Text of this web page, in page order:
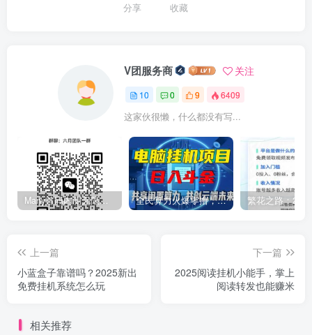
分享 收藏
V团服务商 关注
10 0 9 6409
这家伙很懒，什么都没有写...
Many首码内测无限零撸U，一机一号不用实名,直推佣2 全民算力火爆零撸，佣5轻松变现
上一篇
小蓝盒子靠谱吗？2025新出
免费挂机系统怎么玩
下一篇
2025阅读挂机小能手，掌上
阅读转发也能赚米
相关推荐